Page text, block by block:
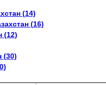
(14)
(16)
(12)
(30)